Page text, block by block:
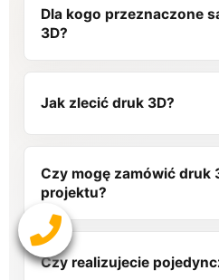
Dla kogo przeznaczone
3D?
Jak zlecić druk 3D?
Czy mogę zamówić druk
projektu?
Czy realizujecie